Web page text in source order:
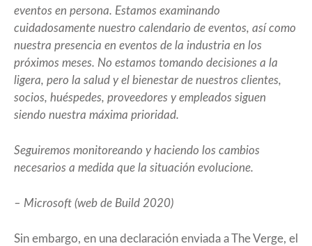
eventos en persona. Estamos examinando
cuidadosamente nuestro calendario de eventos, así como
nuestra presencia en eventos de la industria en los
próximos meses. No estamos tomando decisiones a la
ligera, pero la salud y el bienestar de nuestros clientes,
socios, huéspedes, proveedores y empleados siguen
siendo nuestra máxima prioridad.
Seguiremos monitoreando y haciendo los cambios
necesarios a medida que la situación evolucione.
– Microsoft (web de Build 2020)
Sin embargo, en una declaración enviada a The Verge, el